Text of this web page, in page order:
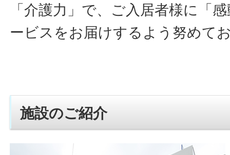
「介護力」で、ご入居者様に「
ービスをお届けするよう努めて
施設のご紹介